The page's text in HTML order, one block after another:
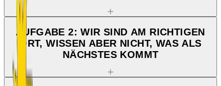
AUFGABE 2: WIR SIND AM RICHTIGEN
ORT, WISSEN ABER NICHT, WAS ALS
NÄCHSTES KOMMT